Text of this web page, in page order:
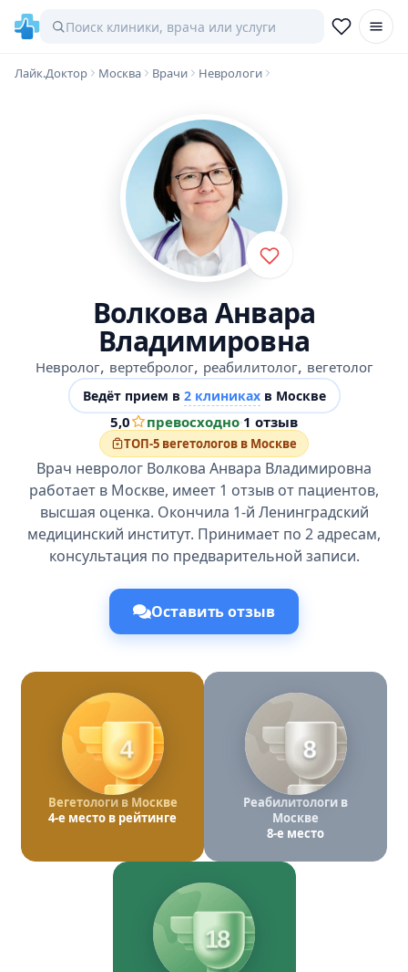
Лайк.Доктор Москва Врачи Неврологи
Волкова Анвара
Владимировна
Невролог, вертебролог, реабилитолог, вегетолог
Ведёт прием в 2 клиникахв Москве
5,0 превосходно·1 отзыв
ТОП-5 вегетологов в Москве
Врач невролог Волкова Анвара Владимировна
работает в Москве, имеет 1 отзыв от пациентов,
высшая оценка. Окончила 1-й Ленинградский
медицинский институт. Принимает по 2 адресам,
консультация по предварительной записи.
Оставить отзыв
4
Вегетологи в Москве
4-е место в рейтинге
8
Реабилитологи в
Москве
8-е место
18